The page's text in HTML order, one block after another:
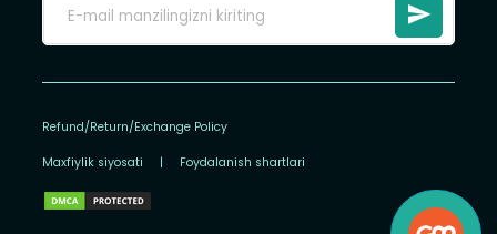
Refund/Return/Exchange Policy
Maxfiylik siyosati | Foydalanish shartlari